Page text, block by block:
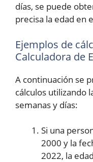
días, se puede
precisa la edad en
Ejemplos de
Calculadora de
A continuación se
cálculos utilizando
semanas y días:
Si una
2000 y la
2022, la